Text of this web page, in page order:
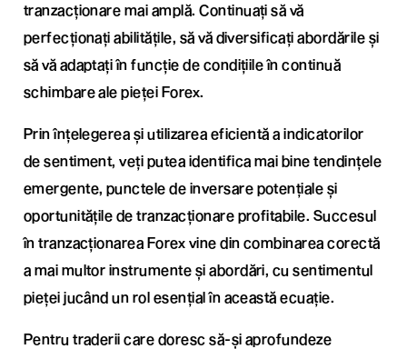
tranzacționare mai amplă. Continuați să vă
perfecționați abilitățile, să vă diversificați abordările și
să vă adaptați în funcție de condițiile în continuă
schimbare ale pieței Forex.
Prin înțelegerea și utilizarea eficientă a indicatorilor
de sentiment, veți putea identifica mai bine tendințele
emergente, punctele de inversare potențiale și
oportunitățile de tranzacționare profitabile. Succesul
în tranzacționarea Forex vine din combinarea corectă
a mai multor instrumente și abordări, cu sentimentul
pieței jucând un rol esențial în această ecuație.
Pentru traderii care doresc să-și aprofundeze